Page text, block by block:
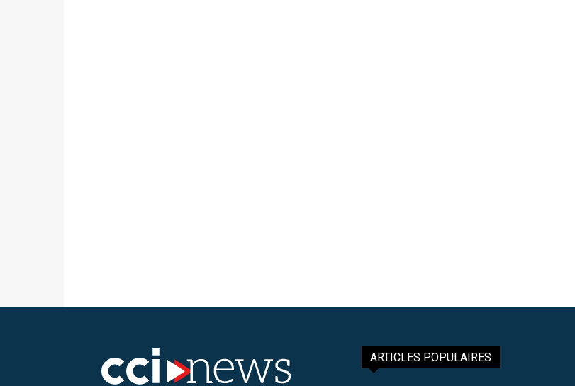
ARTICLES POPULAIRES